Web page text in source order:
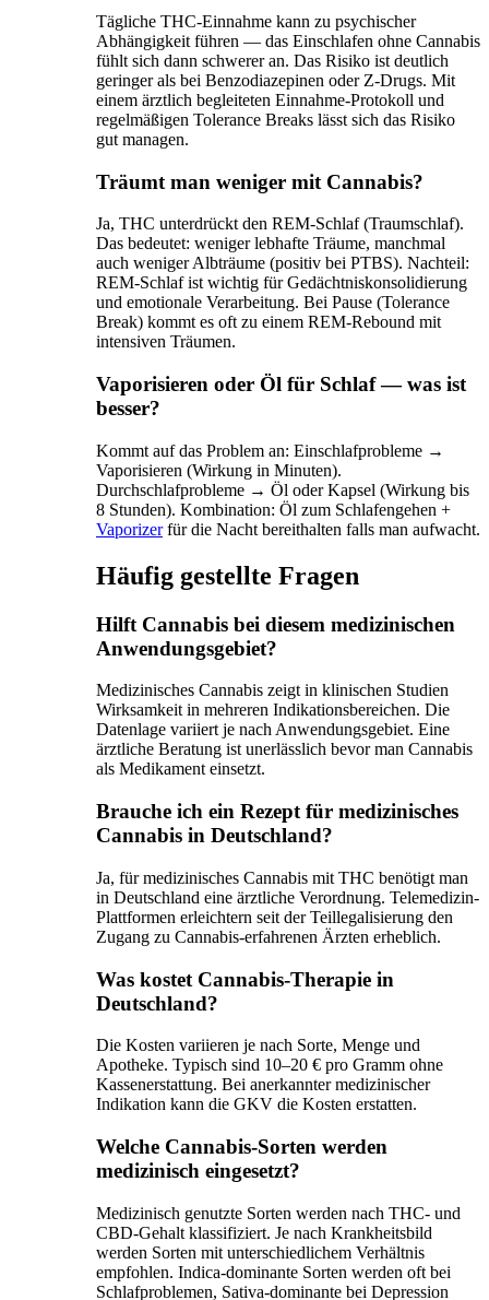
Tägliche THC-Einnahme kann zu psychischer
Abhängigkeit führen — das Einschlafen ohne Cannabis
fühlt sich dann schwerer an. Das Risiko ist deutlich
geringer als bei Benzodiazepinen oder Z-Drugs. Mit
einem ärztlich begleiteten Einnahme-Protokoll und
regelmäßigen Tolerance Breaks lässt sich das Risiko
gut managen.
Träumt man weniger mit Cannabis?
Ja, THC unterdrückt den REM-Schlaf (Traumschlaf).
Das bedeutet: weniger lebhafte Träume, manchmal
auch weniger Albträume (positiv bei PTBS). Nachteil:
REM-Schlaf ist wichtig für Gedächtniskonsolidierung
und emotionale Verarbeitung. Bei Pause (Tolerance
Break) kommt es oft zu einem REM-Rebound mit
intensiven Träumen.
Vaporisieren oder Öl für Schlaf — was ist
besser?
Kommt auf das Problem an: Einschlafprobleme →
Vaporisieren (Wirkung in Minuten).
Durchschlafprobleme → Öl oder Kapsel (Wirkung bis
8 Stunden). Kombination: Öl zum Schlafengehen +
Vaporizerfür die Nacht bereithalten falls man aufwacht.
Häufig gestellte Fragen
Hilft Cannabis bei diesem medizinischen
Anwendungsgebiet?
Medizinisches Cannabis zeigt in klinischen Studien
Wirksamkeit in mehreren Indikationsbereichen. Die
Datenlage variiert je nach Anwendungsgebiet. Eine
ärztliche Beratung ist unerlässlich bevor man Cannabis
als Medikament einsetzt.
Brauche ich ein Rezept für medizinisches
Cannabis in Deutschland?
Ja, für medizinisches Cannabis mit THC benötigt man
in Deutschland eine ärztliche Verordnung. Telemedizin-
Plattformen erleichtern seit der Teillegalisierung den
Zugang zu Cannabis-erfahrenen Ärzten erheblich.
Was kostet Cannabis-Therapie in
Deutschland?
Die Kosten variieren je nach Sorte, Menge und
Apotheke. Typisch sind 10–20 € pro Gramm ohne
Kassenerstattung. Bei anerkannter medizinischer
Indikation kann die GKV die Kosten erstatten.
Welche Cannabis-Sorten werden
medizinisch eingesetzt?
Medizinisch genutzte Sorten werden nach THC- und
CBD-Gehalt klassifiziert. Je nach Krankheitsbild
werden Sorten mit unterschiedlichem Verhältnis
empfohlen. Indica-dominante Sorten werden oft bei
Schlafproblemen, Sativa-dominante bei Depression